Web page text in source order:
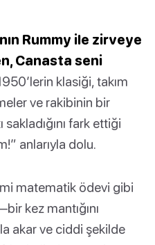
Rummy ile zirveye
Canasta seni
klasiği, takım
ve rakibinin bir
fark ettiği
anlarıyla dolu.
matematik ödevi gibi
kez mantığını
akar ve ciddi şekilde